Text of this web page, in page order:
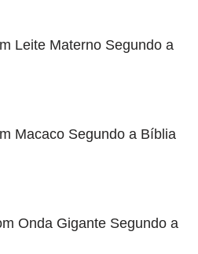
Leite Materno Segundo a
Macaco Segundo a Bíblia
Onda Gigante Segundo a